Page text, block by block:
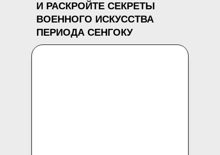
И РАСКРОЙТЕ СЕКРЕТЫ
ВОЕННОГО ИСКУССТВА
ПЕРИОДА СЕНГОКУ